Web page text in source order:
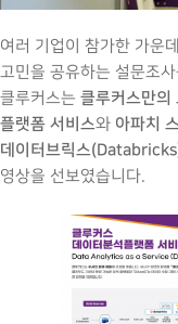
여러 기업이 참가한 가운
고민을 공유하는 설문조
클루커스는 클루커스만의
플랫폼 서비스와 아파치
데이터브릭스
영상을 선보였습니다.